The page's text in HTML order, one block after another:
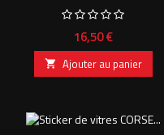
Prix
16,50 €
 Ajouter au panier